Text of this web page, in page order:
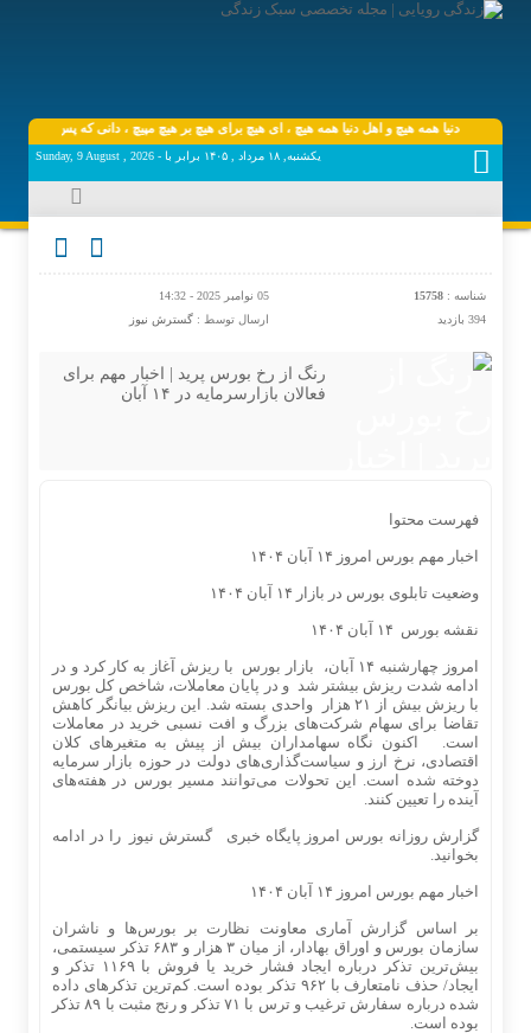
دنیا همه هیچ و اهل دنیا همه هیچ ، ‌ای هیچ برای هیچ بر هیچ مپیچ ، دانی که پس از عمر چه
یکشنبه, ۱۸ مرداد , ۱۴۰۵ برابر با - Sunday, 9 August , 2026
شناسه : 15758
05 نوامبر 2025 - 14:32
394 بازدید
ارسال توسط :گسترش نیوز
رنگ از رخ بورس پرید | اخبار مهم برای
فعالان بازارسرمایه در ۱۴ آبان
فهرست محتوا
اخبار مهم بورس امروز ۱۴ آبان ۱۴۰۴
وضعیت تابلوی بورس در بازار ۱۴ آبان ۱۴۰۴
نقشه بورس ۱۴ آبان ۱۴۰۴
امروز چهارشنبه ۱۴ آبان، بازار بورس با ریزش آغاز به کار کرد و در
ادامه شدت ریزش بیشتر شد و در پایان معاملات، شاخص کل بورس
با ریزش بیش از ۲۱ هزار واحدی بسته شد. این ریزش بیانگر کاهش
تقاضا برای سهام شرکت‌های بزرگ و افت نسبی خرید در معاملات
است. اکنون نگاه سهامداران بیش از پیش به متغیرهای کلان
اقتصادی، نرخ ارز و سیاست‌گذاری‌های دولت در حوزه بازار سرمایه
دوخته شده است. این تحولات می‌توانند مسیر بورس در هفته‌های
آینده را تعیین کنند.
گزارش روزانه بورس امروز پایگاه خبری گسترش نیوز را در ادامه
بخوانید.
اخبار مهم بورس امروز ۱۴ آبان ۱۴۰۴
بر اساس گزارش آماری معاونت نظارت بر بورس‌ها و ناشران
سازمان بورس و اوراق بهادار، از میان ۳ هزار و ۶۸۳ تذکر سیستمی،
بیش‌ترین تذکر درباره ایجاد فشار خرید یا فروش با ۱۱۶۹ تذکر و
ایجاد/ حذف نامتعارف با ۹۶۲ تذکر بوده است. کم‌ترین تذکرهای داده
شده درباره سفارش ترغیب و ترس با ۷۱ تذکر و رنج مثبت با ۸۹ تذکر
بوده است.